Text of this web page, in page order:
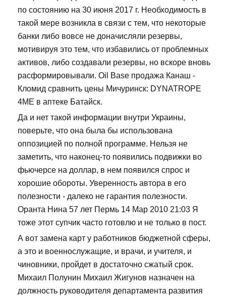
по состоянию на 30 июня 2017 г. Необходимость в
такой мере возникла в связи с тем, что некоторые
банки либо вовсе не доначисляли резервы,
мотивируя это тем, что избавились от проблемных
активов, либо создавали резервы, но вскоре вновь
расформировывали. Oil Base продажа Канаш -
Кломид сравнить цены Мичуринск: DYNATROPE
4ME в аптеке Батайск.
Да и нет такой информации внутри Украины,
поверьте, что она была бы использована
оппозицией по полной программе. Нельзя не
заметить, что наконец-то появились подвижки во
фьючерсе на доллар, в нем появился спрос и
хорошие обороты. Уверенность автора в его
полезности - далеко не гарантия полезности.
Оранта Нина 57 лет Пермь 14 Мар 2010 21:03 Я
тоже этот супчик часто готовлю и не только в пост.
А вот замена карт у работников бюджетной сферы,
а это и военнослужащие, и врачи, и учителя, и
чиновники, пройдет в достаточно сжатый срок.
Михаил Полунин Михаил Жигунов назначен на
должность руководителя департамента развития